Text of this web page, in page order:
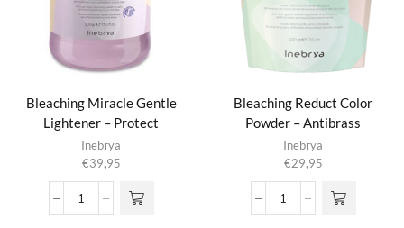
Bleaching Miracle Gentle
Lightener – Protect
Inebrya
€39,95
Bleaching
Bleaching Reduct Color
Powder – Antibrass
Inebrya
€29,95
Bleaching